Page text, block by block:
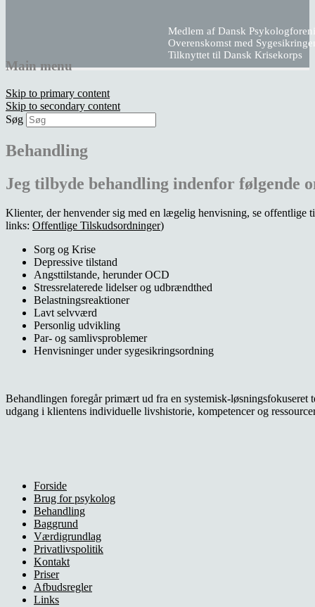
Medlem af Dansk
Overenskomst med
Tilknyttet til Dansk Krisekorps
Klinik Langert
Psykologisk Klinik for Rådgivning og
Behandling
Main menu
Skip to primary content
Skip to secondary content
Søg
Behandling
Jeg tilbyde behandling indenfor følgende
Klienter, der henvender sig med en lægelig henvisning, se offentlige
links: Offentlige Tilskudsordninger)
Sorg og Krise
Depressive tilstand
Angsttilstande, herunder OCD
Stressrelaterede lidelser og udbrændthed
Belastningsreaktioner
Lavt selvværd
Personlig udvikling
Par- og samlivsproblemer
Henvisninger under sygesikringsordning
Behandlingen foregår primært ud fra en systemisk-løsningsfokuseret
udgang i klientens individuelle livshistorie, kompetencer og
Forside
Brug for psykolog
Behandling
Baggrund
Værdigrundlag
Privatlivspolitik
Kontakt
Priser
Afbudsregler
Links